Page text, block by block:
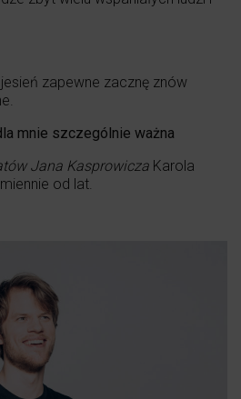
zapewne zacznę znów
mnie szczególnie ważna
Jana Kasprowicza Karola
od lat.